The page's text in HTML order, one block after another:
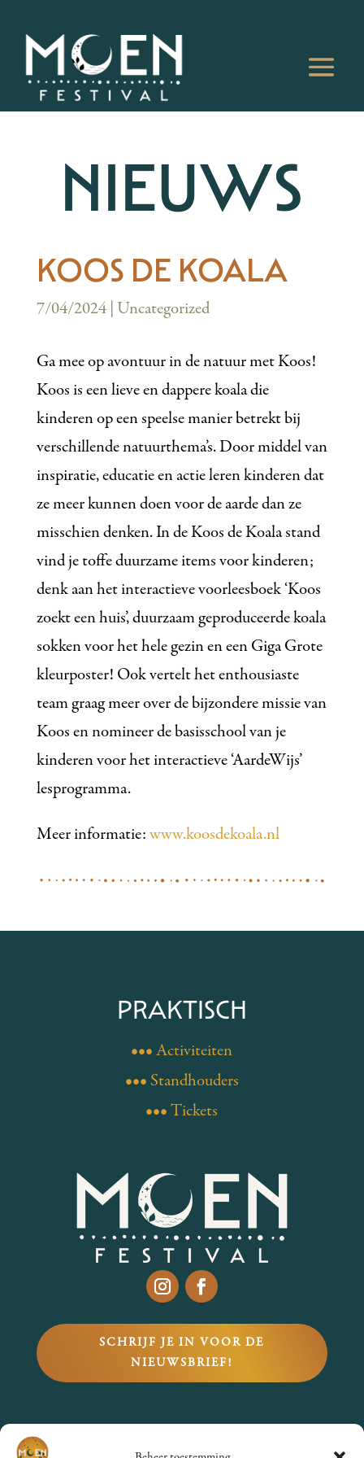
NIEUWS
KOOS DE KOALA
7/04/2024| Uncategorized
Ga mee op avontuur in de natuur met Koos!
Koos is een lieve en dappere koala die
kinderen op een speelse manier betrekt bij
verschillende natuurthema’s. Door middel van
inspiratie, educatie en actie leren kinderen dat
ze meer kunnen doen voor de aarde dan ze
misschien denken. In de Koos de Koala stand
vind je toffe duurzame items voor kinderen;
denk aan het interactieve voorleesboek ‘Koos
zoekt een huis’, duurzaam geproduceerde koala
sokken voor het hele gezin en een Giga Grote
kleurposter! Ook vertelt het enthousiaste
team graag meer over de bijzondere missie van
Koos en nomineer de basisschool van je
kinderen voor het interactieve ‘AardeWijs’
lesprogramma.
Meer informatie:www.koosdekoala.nl
PRAKTISCH
••• Activiteiten
••• Standhouders
••• Tickets
SCHRIJF JE IN VOOR DE
NIEUWSBRIEF!
VRAGEN?